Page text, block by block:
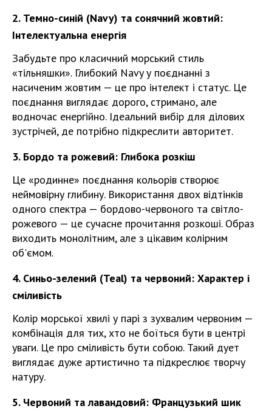
2. Темно-синій (Navy) та сонячний жовтий:
Інтелектуальна енергія
Забудьте про класичний морський стиль
«тільняшки». Глибокий Navy у поєднанні з
насиченим жовтим — це про інтелект і статус. Це
поєднання виглядає дорого, стримано, але
водночас енергійно. Ідеальний вибір для ділових
зустрічей, де потрібно підкреслити авторитет.
3. Бордо та рожевий: Глибока розкіш
Це «родинне» поєднання кольорів створює
неймовірну глибину. Використання двох відтінків
одного спектра — бордово-червоного та світло-
рожевого — це сучасне прочитання розкоші. Образ
виходить монолітним, але з цікавим колірним
об'ємом.
4. Синьо-зелений (Teal) та червоний: Характер і
сміливість
Колір морської хвилі у парі з зухвалим червоним —
комбінація для тих, хто не боїться бути в центрі
уваги. Це про сміливість бути собою. Такий дует
виглядає дуже артистично та підкреслює творчу
натуру.
5. Червоний та лавандовий: Французький шик